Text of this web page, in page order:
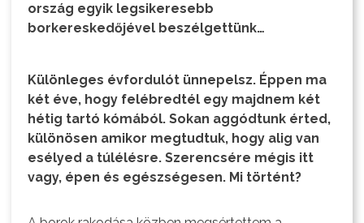
ország egyik legsikeresebb
borkereskedőjével beszélgettünk…
Különleges évfordulót ünnepelsz. Éppen ma
két éve, hogy felébredtél egy majdnem két
hétig tartó kómából. Sokan aggódtunk érted,
különösen amikor megtudtuk, hogy alig van
esélyed a túlélésre. Szerencsére mégis itt
vagy, épen és egészségesen. Mi történt?